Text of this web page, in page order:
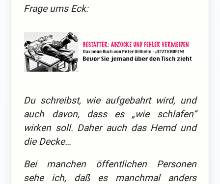
Frage ums Eck:
Du schreibst, wie aufgebahrt wird, und
auch davon, dass es „wie schlafen“
wirken soll. Daher auch das Hemd und
die Decke…
Bei manchen öffentlichen Personen
sehe ich, daß es manchmal anders